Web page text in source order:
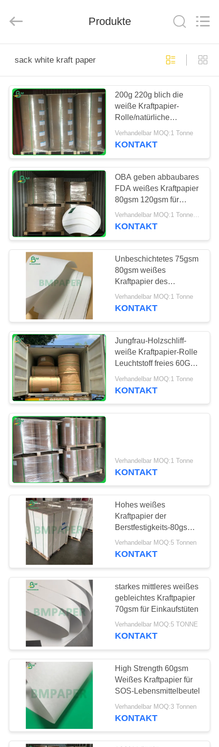
PRODUKTE
ÜBER
UNS
FABRIK-
AUSFLUG
QUALITÄTSKONTROLLE
TRETEN
SIE
VERBINDUNG
NACHRICHTEN
FÄLLE
SITEMAP
PRIVACY
POLICY
LTD..
Produkte
sack white kraft paper
200g 220g blich die
weiße Kraftpapier-
Rolle/natürliche
Kraftpapier-Größe
besonders angefertigt
Verhandelbar MOQ:1 Tonne
KONTAKT
OBA geben abbaubares
FDA weißes Kraftpapier
80gsm 120gsm für
Papiertüten frei
Verhandelbar MOQ:1 Tonne für allgemeine Größe u. 5 Tonnen für Sondergröße
KONTAKT
Unbeschichtetes 75gsm
80gsm weißes
Kraftpapier des
Holzschliff-, zum von
Zementsäcken zu
Verhandelbar MOQ:1 Tonne
KONTAKT
Jungfrau-Holzschliff-
weiße Kraftpapier-Rolle
Leuchtstoff freies 60G
120G
Verhandelbar MOQ:1 Tonne
KONTAKT
Verhandelbar MOQ:1 Tonne
KONTAKT
Hohes weißes
Kraftpapier der
Berstfestigkeits-80gsm
für Sack-Kraftpapier-
Tasche
Verhandelbar MOQ:5 Tonnen
KONTAKT
starkes mittleres weißes
gebleichtes Kraftpapier
70gsm für Einkaufstüten
Verhandelbar MOQ:5 TONNE
KONTAKT
High Strength 60gsm
Weißes Kraftpapier für
SOS-Lebensmittelbeutel
Verhandelbar MOQ:3 Tonnen
KONTAKT